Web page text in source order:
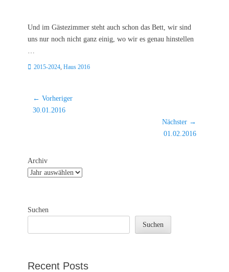
Und im Gästezimmer steht auch schon das Bett, wir sind
uns nur noch nicht ganz einig, wo wir es genau hinstellen
Kategorien
2015-2024 Haus 2016
Beitragsnavigation
← Vorheriger
Vorheriger
30.01.2016
Nächster →
01.02.2016
Archiv
Suchen
Suchen
Recent Posts